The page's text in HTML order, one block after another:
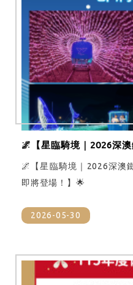
🌌【星臨騎境｜2026深
騎🔜即將登場！】🌟
🌌【星臨騎境｜2026深澳
即將登場！】🌟
2026-05-30